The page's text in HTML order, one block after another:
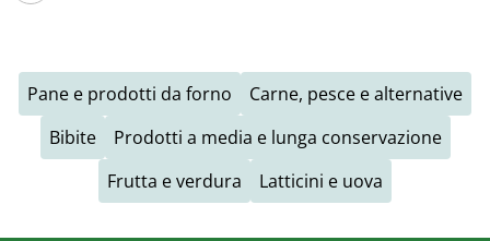
Pane e prodotti da forno
Carne, pesce e alternative
Bibite
Prodotti a media e lunga conservazione
Frutta e verdura
Latticini e uova